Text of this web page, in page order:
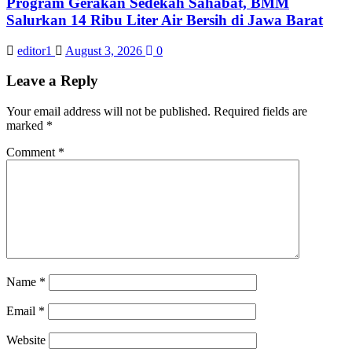
Salurkan 14 Ribu Liter Air Bersih di Jawa Barat
editor1 August 3, 2026 0
Leave a Reply
Your email address will not be published. Required fields are
marked *
Comment *
Name *
Email *
Website